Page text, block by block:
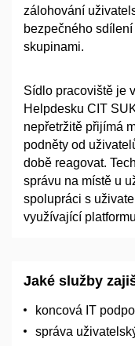
zálohování
bezpečného
skupinami.
Sídlo pracoviště je
Helpdesku CIT
nepřetržitě přijímá
podněty od
době reagovat.
správu na místě u
spolupráci s
využívající
Jaké služby
koncová IT
správa